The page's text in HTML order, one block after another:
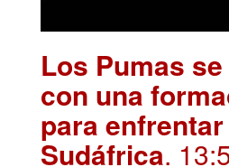
Los Pumas
con una
para
Sudáfrica.